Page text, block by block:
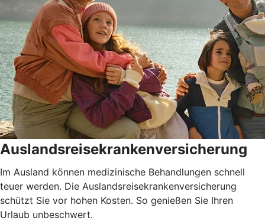
Auslandsreisekrankenversicherung
Im Ausland können medizinische Behandlungen schnell
teuer werden. Die Auslandsreisekrankenversicherung
schützt Sie vor hohen Kosten. So genießen Sie Ihren
Urlaub unbeschwert.